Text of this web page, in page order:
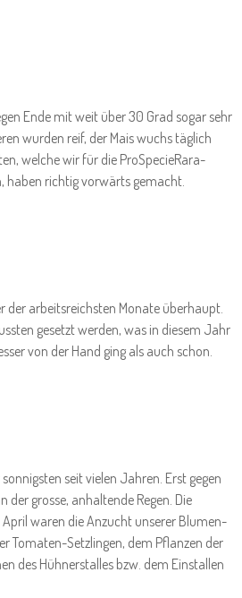
Ende mit weit über 30 Grad sogar sehr
wurden reif, der Mais wuchs täglich
welche wir für die ProSpecieRara-
haben richtig vorwärts gemacht.
der arbeitsreichsten Monate überhaupt.
gesetzt werden, was in diesem Jahr
von der Hand ging als auch schon.
seit vielen Jahren. Erst gegen
der grosse, anhaltende Regen. Die
waren die Anzucht unserer Blumen-
Tomaten-Setzlingen, dem Pflanzen der
des Hühnerstalles bzw. dem Einstallen